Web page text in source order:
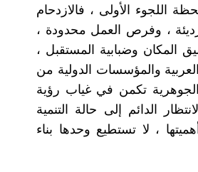
اللجوء الأولى ، فالازدحام
، وفرص العمل محدودة ،
المكان وضبابية المستقبل ،
والمؤسسات الدولية من
تكمن في غياب رؤية
الدائم إلى حالة التنمية
، لا تستطيع وحدها بناء